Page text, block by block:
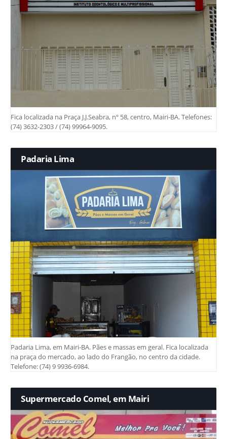
Fica localizada na Praça J.J.Seabra, nº 58, centro, Mairi-BA. Telefones:
(74) 3632-2303 / (74) 99964-9095.
Padaria Lima
Padaria Lima, em Mairi-BA. Pães e massas em geral. Fica localizada
na praça do mercado, ao lado do Frangão, no centro da cidade.
Telefone: (74) 9 9936-6984.
Supermercado Comel, em Mairi